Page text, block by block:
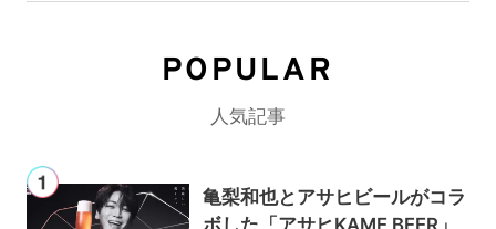
POPULAR
人気記事
亀梨和也とアサヒビールがコラ
ボした「アサヒKAME BEER」